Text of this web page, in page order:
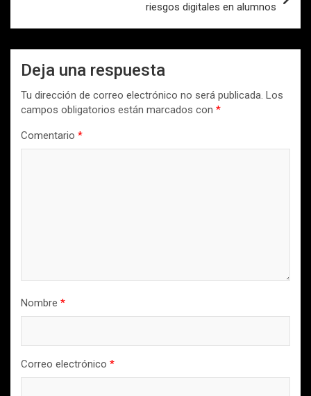
riesgos digitales en alumnos
Deja una respuesta
Tu dirección de correo electrónico no será publicada. Los
campos obligatorios están marcados con *
Comentario *
Nombre *
Correo electrónico *